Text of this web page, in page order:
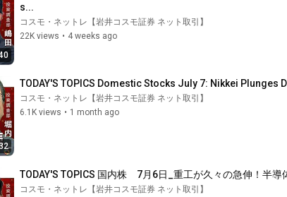
s...
コスモ・ネットレ【岩井コスモ証券 ネット取引】
22K views • 4 weeks ago
TODAY'S TOPICS Domestic Stocks July 7: Nikkei Plunges
コスモ・ネットレ【岩井コスモ証券 ネット取引】
6.1K views • 1 month ago
TODAY'S TOPICS 国内株　7月6日_重工が久々の急伸！半導
コスモ・ネットレ【岩井コスモ証券 ネット取引】